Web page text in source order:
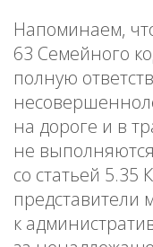
Напоминаем,
63 Семейного
полную
на дороге и в
не
со статьей
представители
к